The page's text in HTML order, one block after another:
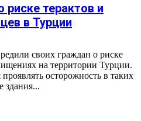
терактов и
в Турции
своих граждан о риске
на территории Турции.
осторожность в таких
здания...